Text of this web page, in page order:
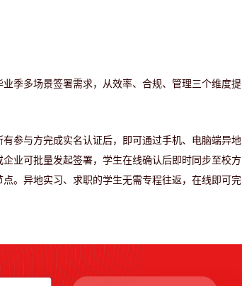
季多场景签署需求，从效率、合规、管理三个维度提
参与方完成实名认证后，即可通过手机、电脑端异地
业可批量发起签署，学生在线确认后即时同步至校方
。异地实习、求职的学生无需专程往返，在线即可完